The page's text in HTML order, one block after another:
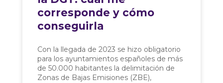
corresponde y cómo
conseguirla
Con la llegada de 2023 se hizo obligatorio
para los ayuntamientos españoles de más
de 50.000 habitantes la delimitación de
Zonas de Bajas Emisiones (ZBE),